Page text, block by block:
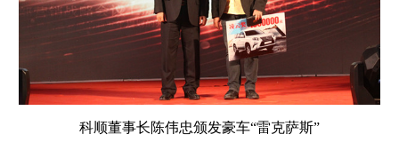
科顺董事长陈伟忠颁发豪车“雷克萨斯”